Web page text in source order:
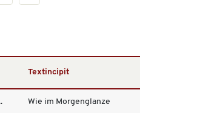
Textincipit
Wie im Morgenglanze